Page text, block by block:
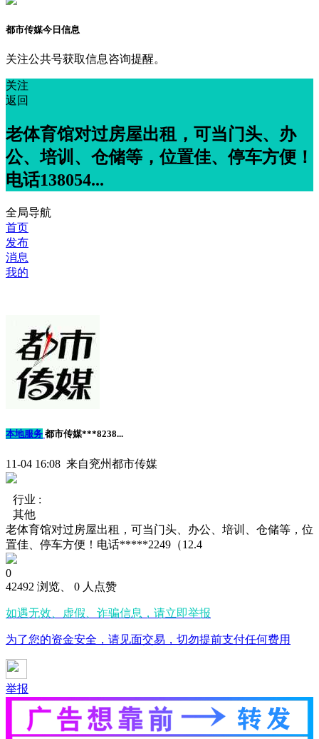
都市传媒今日信息
关注公共号获取信息咨询提醒。
关注
返回
老体育馆对过房屋出租，可当门头、办
公、培训、仓储等，位置佳、停车方便！
电话138054...
全局导航
首页
发布
消息
我的
本地服务 都市传媒***8238...
11-04 16:08 来自兖州都市传媒
行业 :
其他
老体育馆对过房屋出租，可当门头、办公、培训、仓储等，位
置佳、停车方便！电话*****2249（12.4
0
42492 浏览、 0 人点赞
如遇无效、虚假、诈骗信息，请立即举报
为了您的资金安全，请见面交易，切勿提前支付任何费用
举报